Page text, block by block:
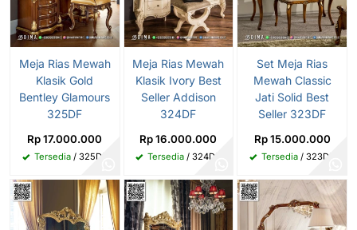
Meja Rias Mewah
Klasik Gold
Bentley Glamours
325DF
Rp 17.000.000
Tersedia/ 325DF
Meja Rias Mewah
Klasik Ivory Best
Seller Addison
324DF
Rp 16.000.000
Tersedia / 324DF
Set Meja Rias
Mewah Classic
Jati Solid Best
Seller 323DF
Rp 15.000.000
Tersedia / 323DF